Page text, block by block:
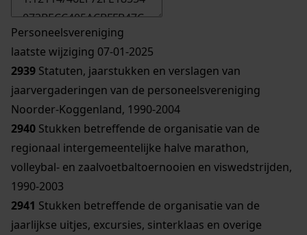
Personeelsvereniging
laatste wijziging 07-01-2025
2939 Statuten, jaarstukken en verslagen van
jaarvergaderingen van de personeelsvereniging
Noorder-Koggenland, 1990-2004
2940 Stukken betreffende de organisatie van de
regionaal intergemeentelijke halve marathon,
volleybal- en zaalvoetbaltoernooien en viswedstrijden,
1990-2003
2941 Stukken betreffende de organisatie van de
jaarlijkse uitjes, excursies, sinterklaas en overige